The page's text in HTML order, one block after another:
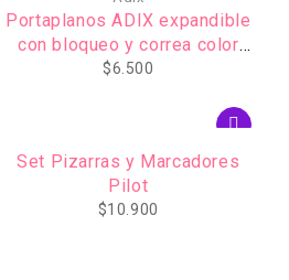
Portaplanos ADIX expandible
con bloqueo y correa color
negro.
$6.500
Set Pizarras y Marcadores
Pilot
$10.900